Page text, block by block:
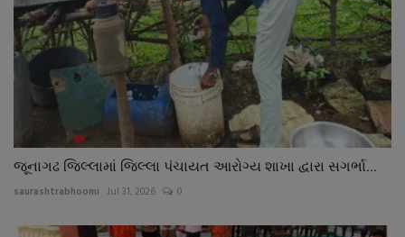
જૂનાગઢ જિલ્લામાં જિલ્લા પંચાયત આરોગ્ય શાખા દ્વારા સગર્ભા...
saurashtrabhoomi Jul 31, 2026 0